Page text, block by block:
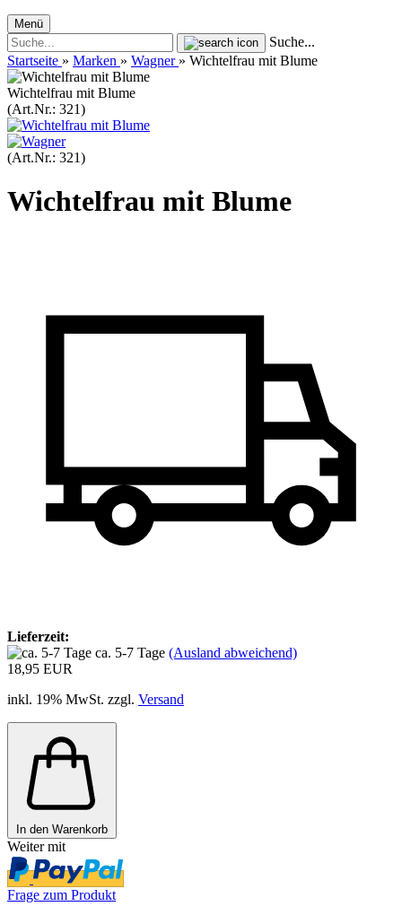
Menü
Suche...
Startseite » Marken » Wagner » Wichtelfrau mit Blume
Wichtelfrau mit Blume
(Art.Nr.: 321)
(Art.Nr.: 321)
Wichtelfrau mit Blume
Lieferzeit:
ca. 5-7 Tage (Ausland abweichend)
18,95 EUR
inkl. 19% MwSt. zzgl. Versand
In den Warenkorb
Weiter mit
Frage zum Produkt